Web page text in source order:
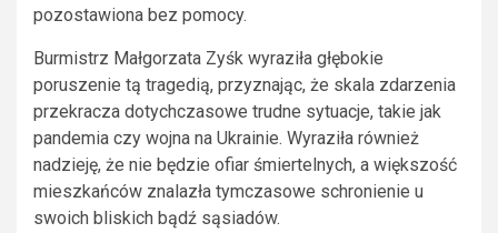
pozostawiona bez pomocy.
Burmistrz Małgorzata Zyśk wyraziła głębokie
poruszenie tą tragedią, przyznając, że skala zdarzenia
przekracza dotychczasowe trudne sytuacje, takie jak
pandemia czy wojna na Ukrainie. Wyraziła również
nadzieję, że nie będzie ofiar śmiertelnych, a większość
mieszkańców znalazła tymczasowe schronienie u
swoich bliskich bądź sąsiadów.